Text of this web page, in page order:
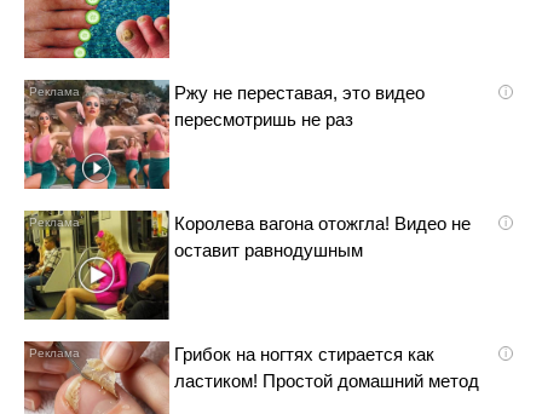
i
Ржу не переставая, это видео
пересмотришь не раз
i
Королева вагона отожгла! Видео не
оставит равнодушным
i
Грибок на ногтях стирается как
ластиком! Простой домашний метод